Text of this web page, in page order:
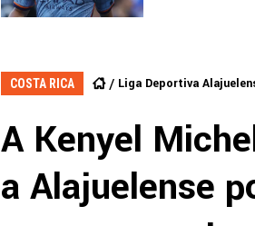
COSTA RICA Liga Deportiva
A Kenyel
a Alajuelense